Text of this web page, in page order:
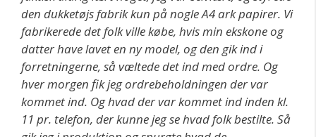
den dukketøjs fabrik kun på nogle A4 ark papirer. Vi
fabrikerede det folk ville købe, hvis min ekskone og
datter have lavet en ny model, og den gik ind i
forretningerne, så væltede det ind med ordre. Og
hver morgen fik jeg ordrebeholdningen der var
kommet ind. Og hvad der var kommet ind inden kl.
11 pr. telefon, der kunne jeg se hvad folk bestilte. Så